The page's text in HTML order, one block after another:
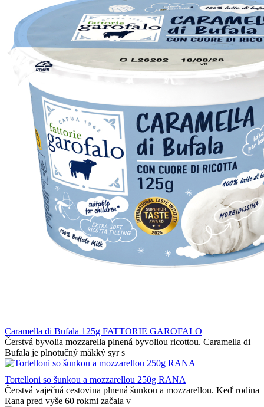
Caramella di Bufala 125g FATTORIE GAROFALO
Čerstvá byvolia mozzarella plnená byvoliou ricottou. Caramella di
Bufala je plnotučný mäkký syr s
Tortelloni so šunkou a mozzarellou 250g RANA
Čerstvá vaječná cestovina plnená šunkou a mozzarellou. Keď rodina
Rana pred vyše 60 rokmi začala v